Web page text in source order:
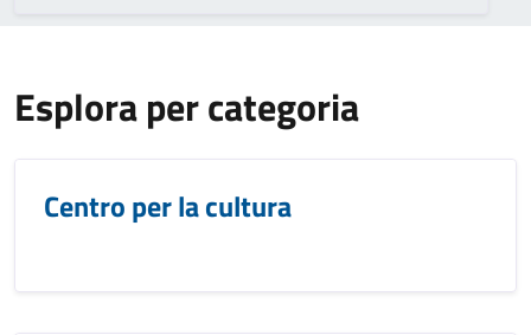
Esplora per categoria
Centro per la cultura